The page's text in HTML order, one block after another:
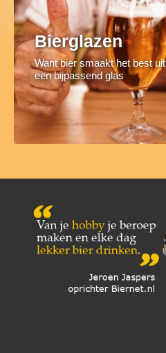
Bierglazen
Want bier smaakt het best uit
een bijpassend glas